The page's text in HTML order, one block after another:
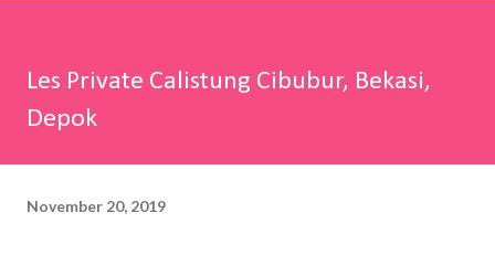
Les Private Calistung Cibubur, Bekasi,
Depok
November 20, 2019